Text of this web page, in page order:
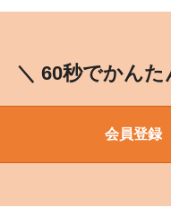
＼ 60秒でかんた
会員登録